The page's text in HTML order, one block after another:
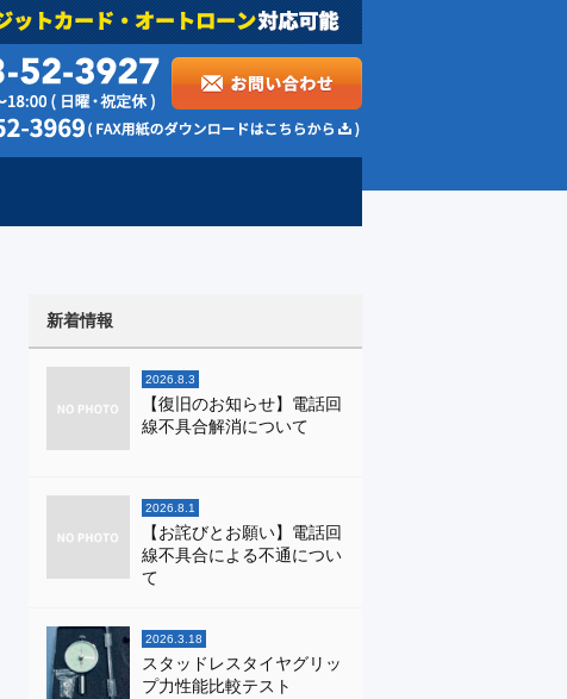
新着情報
2026.8.3
【復旧のお知らせ】電話回
線不具合解消について
2026.8.1
【お詫びとお願い】電話回
線不具合による不通につい
て
2026.3.18
スタッドレスタイヤグリッ
プ力性能比較テスト